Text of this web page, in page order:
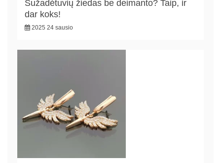
Sužadėtuvių žiedas be deimanto? Taip, ir
dar koks!
2025 24 sausio